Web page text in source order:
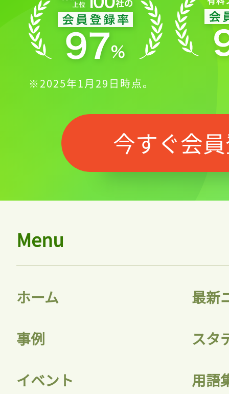
記事をお気に入りに
※2025年1月29日時点。
今すぐ会
Menu
ホーム 最新
事例 スタ
イベント 用語